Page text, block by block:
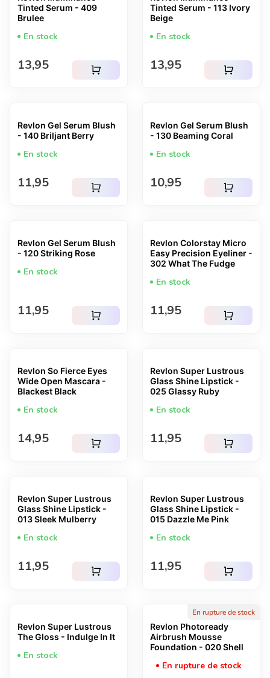
Tinted Serum - 409
Brulee
En stock
Prix normal
13,95 shopping_cart
Tinted Serum - 113 Ivory
Beige
En stock
Prix normal
13,95 shopping_cart
Revlon Gel Serum Blush
- 140 Briljant Berry
En stock
Prix normal
11,95 shopping_cart
Revlon Gel Serum Blush
- 130 Beaming Coral
En stock
Prix normal
10,95 shopping_cart
Revlon Gel Serum Blush
- 120 Striking Rose
En stock
Prix normal
11,95 shopping_cart
Revlon Colorstay Micro
Easy Precision Eyeliner -
302 What The Fudge
En stock
Prix normal
11,95 shopping_cart
Revlon So Fierce Eyes
Wide Open Mascara -
Blackest Black
En stock
Prix normal
14,95 shopping_cart
Revlon Super Lustrous
Glass Shine Lipstick -
025 Glassy Ruby
En stock
Prix normal
11,95 shopping_cart
Revlon Super Lustrous
Glass Shine Lipstick -
013 Sleek Mulberry
En stock
Prix normal
11,95 shopping_cart
Revlon Super Lustrous
Glass Shine Lipstick -
015 Dazzle Me Pink
En stock
Prix normal
11,95 shopping_cart
Revlon Super Lustrous
The Gloss - Indulge In It
En stock
En rupture de stock
Revlon Photoready
Airbrush Mousse
Foundation - 020 Shell
En rupture de stock